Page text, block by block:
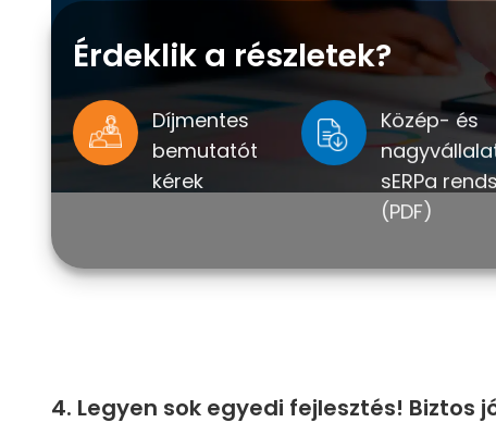
Érdeklik a részletek?
Díjmentes
bemutatót
kérek
Közép- és
sERPa
(PDF)
4. Legyen sok egyedi fejlesztés! Biztos